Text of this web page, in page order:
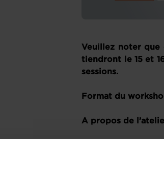
Veuillez noter que
tiendront le 15 et
sessions.
Format du
A propos de
Cet atelier vise à
forte. Les